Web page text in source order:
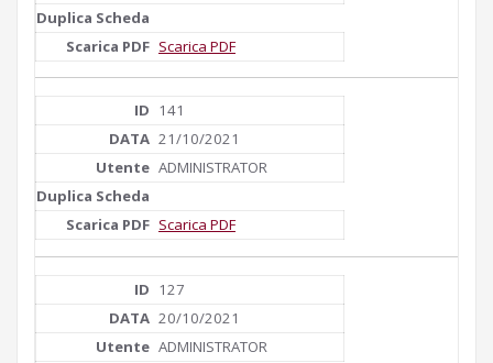
Scarica PDF
141
21/10/2021
ADMINISTRATOR
Scarica PDF
127
20/10/2021
ADMINISTRATOR